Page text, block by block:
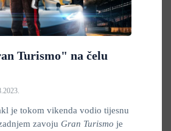
Turismo" na čelu
je tokom vikenda vodio tijesnu
zavoju Gran Turismo je